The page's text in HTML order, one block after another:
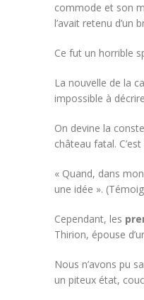
commode et son
l’avait retenu d’un
Ce fut un horrible
La nouvelle de la
impossible à
On devine la
château fatal.
« Quand, dans
une idée ».
Cependant, les
Thirion, épouse
Nous n’avons pu
un piteux état,